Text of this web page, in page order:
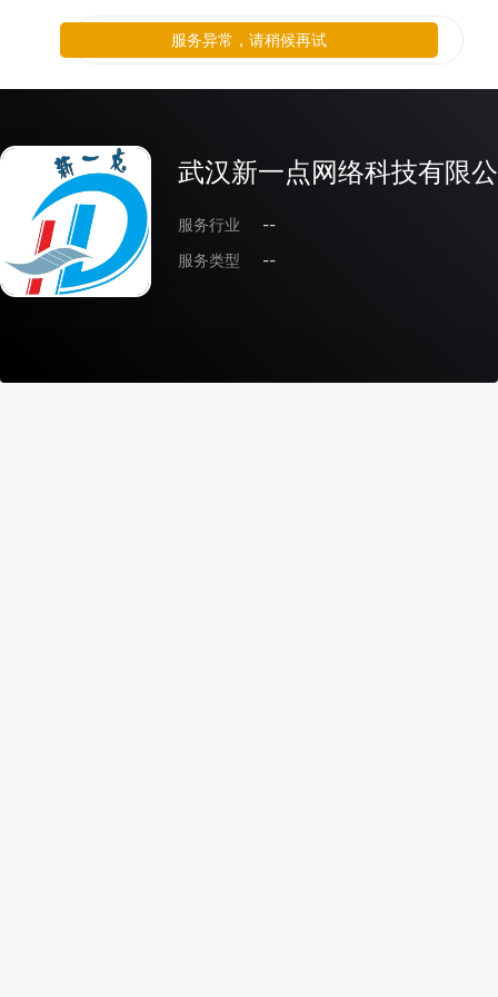
武汉新一点网络科技有限
服务行业
--
服务类型
--
服务异常，请稍候再试